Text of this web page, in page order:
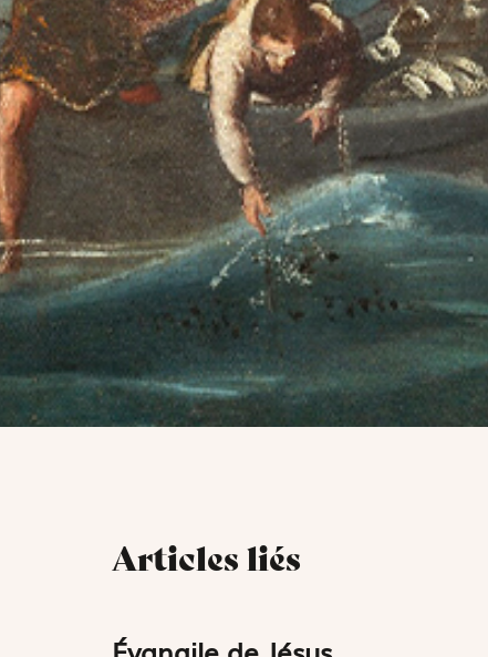
Articles liés